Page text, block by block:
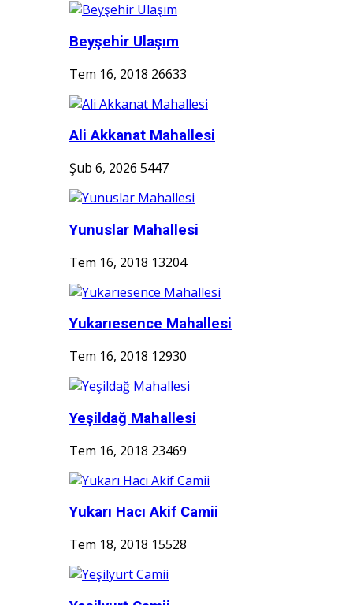
Beyşehir Ulaşım
Tem 16, 2018 26633
Ali Akkanat Mahallesi
Şub 6, 2026 5447
Yunuslar Mahallesi
Tem 16, 2018 13204
Yukarıesence Mahallesi
Tem 16, 2018 12930
Yeşildağ Mahallesi
Tem 16, 2018 23469
Yukarı Hacı Akif Camii
Tem 18, 2018 15528